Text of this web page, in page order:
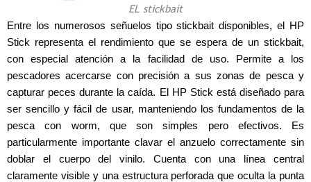
EL stickbait
Entre los numerosos señuelos tipo stickbait disponibles, el HP
Stick representa el rendimiento que se espera de un stickbait,
con especial atención a la facilidad de uso. Permite a los
pescadores acercarse con precisión a sus zonas de pesca y
capturar peces durante la caída. El HP Stick está diseñado para
ser sencillo y fácil de usar, manteniendo los fundamentos de la
pesca con worm, que son simples pero efectivos. Es
particularmente importante clavar el anzuelo correctamente sin
doblar el cuerpo del vinilo. Cuenta con una línea central
claramente visible y una estructura perforada que oculta la punta